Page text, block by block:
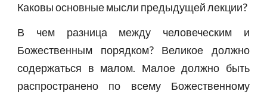
Каковы основные мысли предыдущей лекции?
В чем разница между человеческим и
Божественным порядком? Великое должно
содержаться в малом. Малое должно быть
распространено по всему Божественному